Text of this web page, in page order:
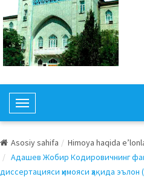
T
o
g
l
e
Asosiy sahifa
Himoya haqida
Адашев Жобир Кодировичнинг
диссертацияси ҳимояси ҳақида эълон